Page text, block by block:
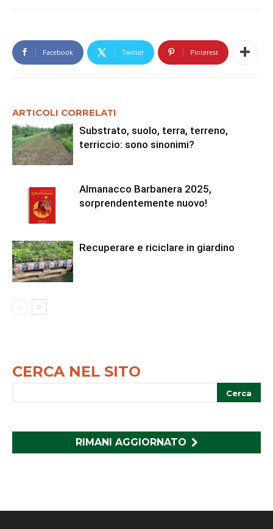
Facebook Twitter Pinterest
ARTICOLI CORRELATI
Substrato, suolo, terra, terreno,
terriccio: sono sinonimi?
Almanacco Barbanera 2025,
sorprendentemente nuovo!
Recuperare e riciclare in giardino
CERCA NEL SITO
RIMANI AGGIORNATO